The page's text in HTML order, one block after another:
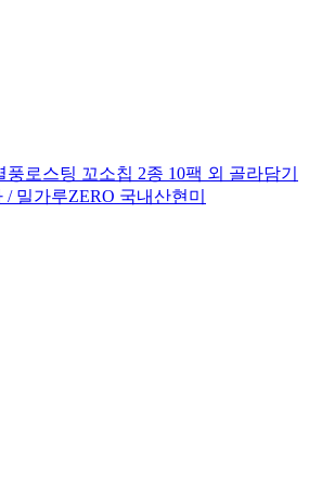
로스팅 꼬소칩 2종 10팩 외 골라담기
/ 밀가루ZERO 국내산현미